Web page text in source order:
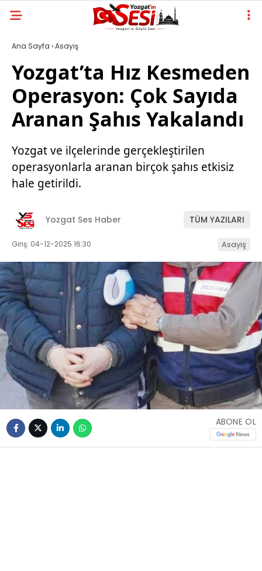
Ana Sayfa ›Asayiş
Yozgat’ta Hız Kesmeden
Operasyon: Çok Sayıda
Aranan Şahıs Yakalandı
Yozgat ve ilçelerinde gerçekleştirilen
operasyonlarla aranan birçok şahıs etkisiz
hale getirildi.
Yozgat Ses Haber TÜM YAZILARI
Giriş: 04-12-2025 16:30 Asayiş
ABONE OL